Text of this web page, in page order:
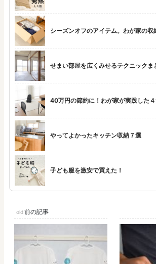
シーズンオフのアイテム。わが家の収
せまい部屋を広くみせるテクニックま
40万円の節約に！わが家が実践した
やってよかったキッチン収納７選
子ども服を激安で買えた！
前の記事